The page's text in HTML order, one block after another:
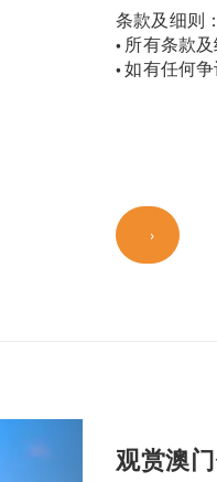
条款及细则：
• 所有条款
• 如有任何
观赏澳